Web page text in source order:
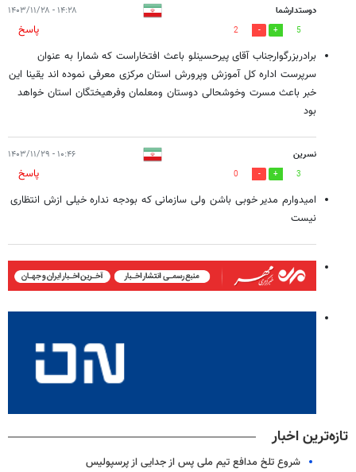
دوستدارشما ۱۴:۲۸ - ۱۴۰۳/۱۱/۲۸
5
2
پاسخ
برادربزرگوارجناب آقای پیرحسینلو باعث افتخاراست که شمارا به عنوان
سرپرست اداره کل آموزش وپرورش استان مرکزی معرفی نموده اند یقینا این
خبر باعث مسرت وخوشحالی دوستان ومعلمان وفرهیختگان استان خواهد
بود
نسرین ۱۰:۴۶ - ۱۴۰۳/۱۱/۲۹
3
0
پاسخ
امیدوارم مدیر خوبی باشن ولی سازمانی که بودجه نداره خیلی ازش انتظاری
نیست
تازه‌ترین اخبار
شروع تلخ مدافع تیم ملی پس از جدایی از پرسپولیس